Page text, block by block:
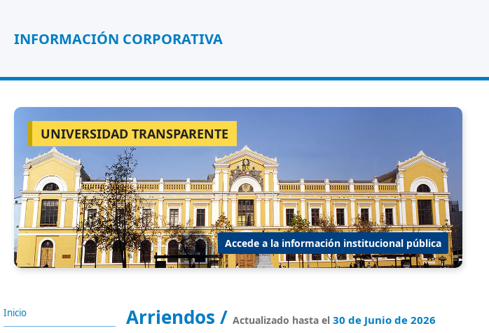
INFORMACIÓN CORPORATIVA
UNIVERSIDAD TRANSPARENTE
Accede a la información institucional pública
Inicio Arriendos / Actualizado hasta el 30 de Junio de 2026